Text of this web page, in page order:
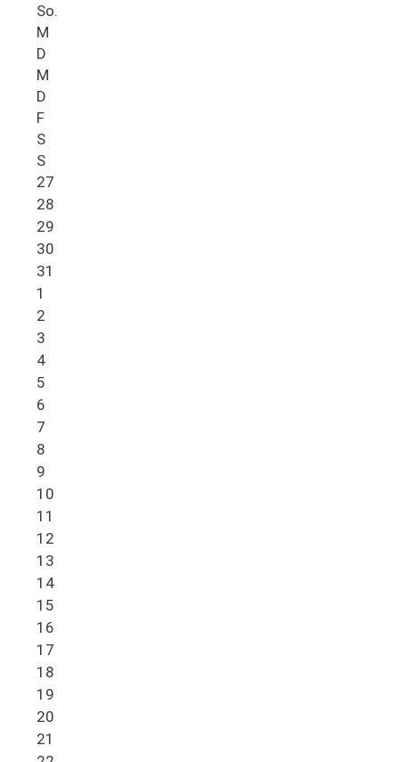
So.
M
D
M
D
F
S
S
27
28
29
30
31
1
2
3
4
5
6
7
8
9
10
11
12
13
14
15
16
17
18
19
20
21